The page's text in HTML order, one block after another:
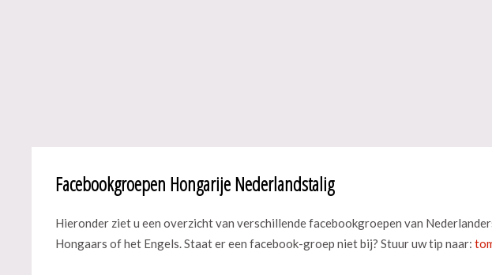
Facebookgroepen Hongarije Nederlandstalig
Hieronder ziet u een overzicht van verschillende facebookgroepen van
Hongaars of het Engels. Staat er een facebook-groep niet bij? Stuur uw tip naar: